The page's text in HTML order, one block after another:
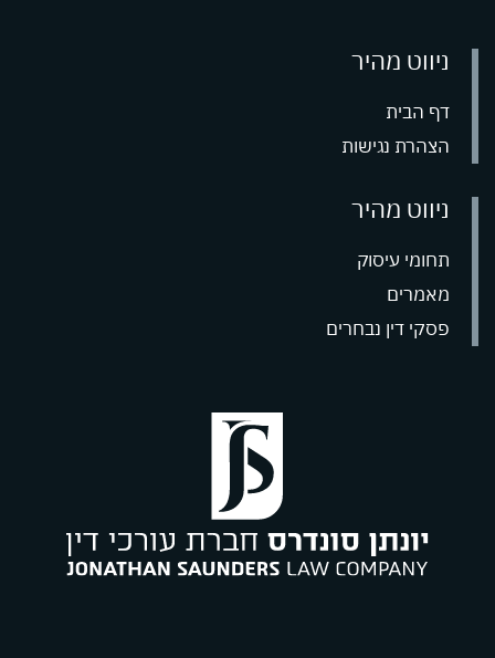
ניווט מהיר
דף הבית
הצהרת נגישות
ניווט מהיר
תחומי עיסוק
מאמרים
פסקי דין נבחרים